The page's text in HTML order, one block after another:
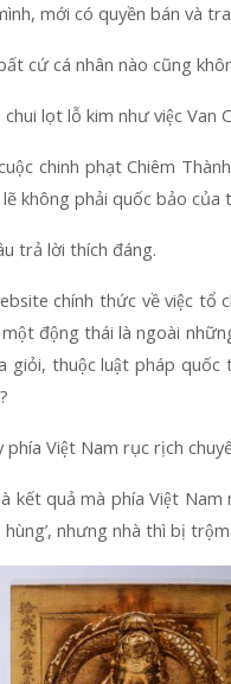
mới có quyền bán và
cứ cá nhân nào cũng
lọt lỗ kim như việc
chinh phạt Chiêm
không phải quốc bảo
trả lời thích đáng.
chính thức về việc tổ
động thái là ngoài
giỏi, thuộc luật pháp
phía Việt Nam rục rịch
kết quả mà phía Việt
nhưng nhà thì bị